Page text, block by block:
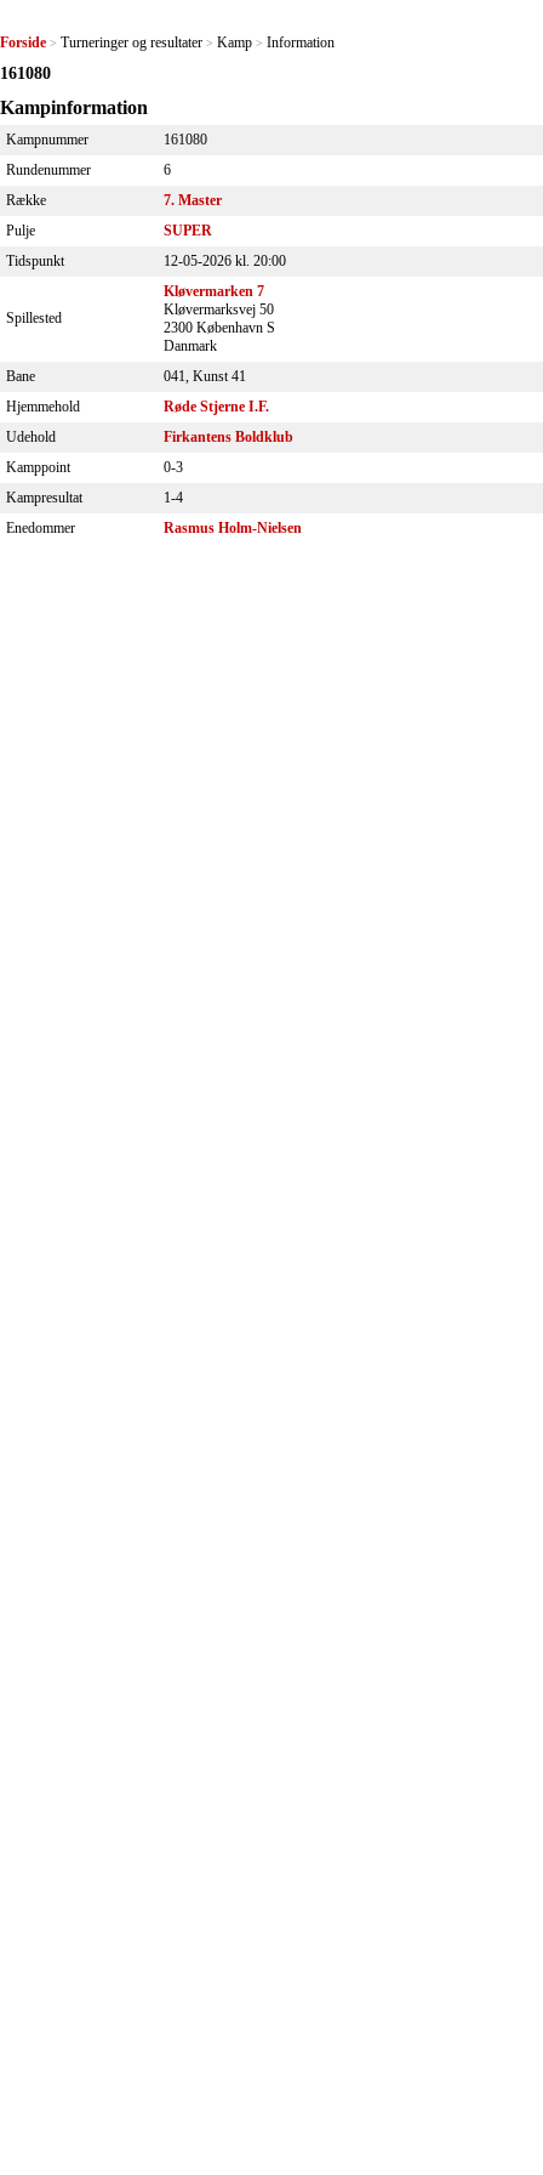
Forside > Turneringer og resultater > Kamp > Information
161080
Kampinformation
Kampnummer
161080
Rundenummer
6
Række
7. Master
Pulje
SUPER
Tidspunkt
12-05-2026 kl. 20:00
Spillested
Kløvermarken 7
Kløvermarksvej 50
2300 København S
Danmark
Bane
041, Kunst 41
Hjemmehold
Røde Stjerne I.F.
Udehold
Firkantens Boldklub
Kamppoint
0-3
Kampresultat
1-4
Enedommer
Rasmus Holm-Nielsen